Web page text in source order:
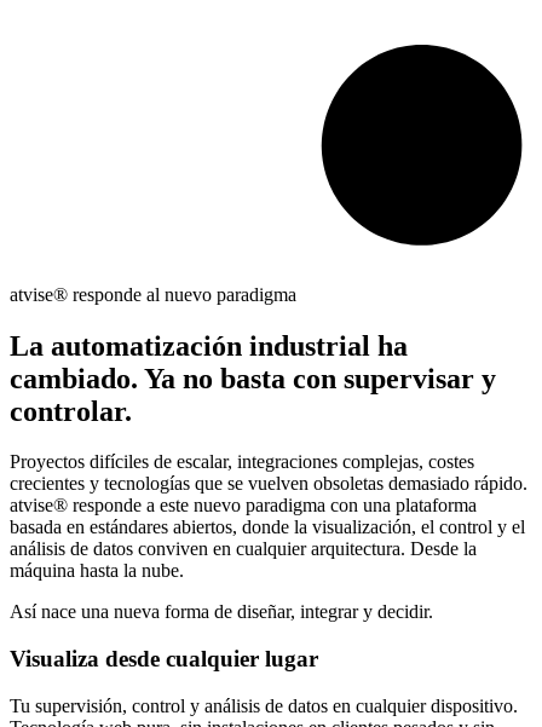
atvise® responde al nuevo paradigma
La automatización industrial ha
cambiado. Ya no basta con supervisar y
controlar.
Proyectos difíciles de escalar, integraciones complejas, costes
crecientes y tecnologías que se vuelven obsoletas demasiado rápido.
atvise® responde a este nuevo paradigma con una plataforma
basada en estándares abiertos, donde la visualización, el control y el
análisis de datos conviven en cualquier arquitectura. Desde la
máquina hasta la nube.
Así nace una nueva forma de diseñar, integrar y decidir.
Visualiza desde cualquier lugar
Tu supervisión, control y análisis de datos en cualquier dispositivo.